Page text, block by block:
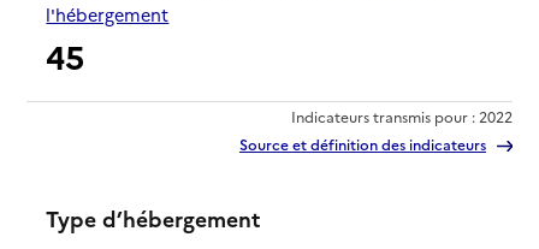
l'hébergement
45
Indicateurs transmis pour : 2022
Source et définition des indicateurs
Type d’hébergement